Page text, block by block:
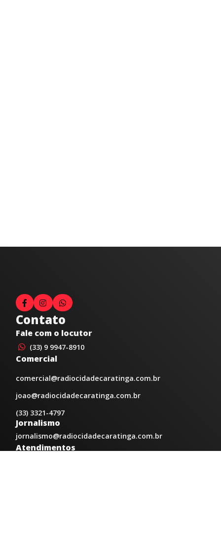
Contato
Fale com o locutor
(33) 9 9947-8910
Comercial
comercial@radiocidadecaratinga.com.br
joao@radiocidadecaratinga.com.br
(33) 3321-4797
Jornalismo
jornalismo@radiocidadecaratinga.com.br
Atendimentos